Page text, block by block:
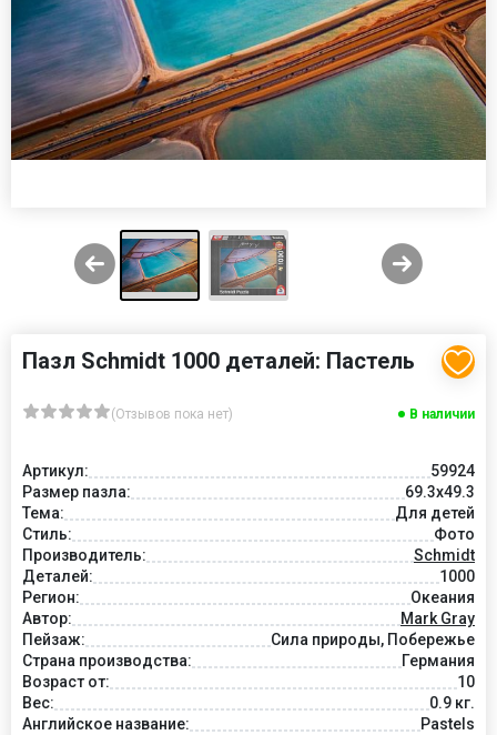
Пазл Schmidt 1000 деталей: Пастель
(Отзывов пока нет) В наличии
Артикул:
59924
Размер пазла:
69.3x49.3
Тема:
Для детей
Стиль:
Фото
Производитель:
Schmidt
Деталей:
1000
Регион:
Океания
Автор:
Mark Gray
Пейзаж:
Сила природы, Побережье
Страна производства:
Германия
Возраст от:
10
Вес:
0.9 кг.
Английское название:
Pastels